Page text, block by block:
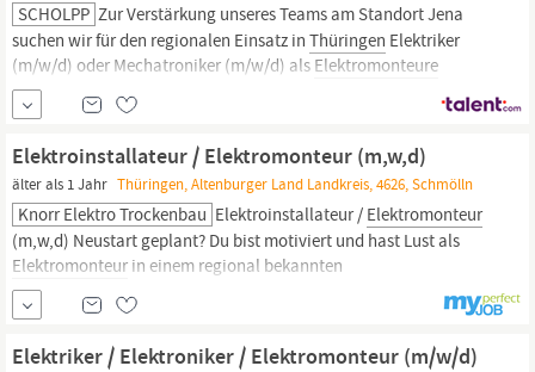
SCHOLPP Zur Verstärkung unseres Teams am Standort Jena
suchen wir für den regionalen Einsatz in Thüringen Elektriker
(m/w/d) oder Mechatroniker (m/w/d) als Elektromonteure
(m/w/d) für regionale Maschinenmontagen. Ihre
Herausforderung: Wir bewegen die Industrie. Schnelle
Erreichbarkeit und hohe Flexibilität sind unsere Stärken in der
Elektroinstallateur / Elektromonteur (m,w,d)
älter als 1 Jahr Thüringen, Altenburger Land Landkreis, 4626, Schmölln
Knorr Elektro Trockenbau Elektroinstallateur / Elektromonteur
(m,w,d) Neustart geplant? Du bist motiviert und hast Lust als
Elektromonteur in einem regional bekannten
Handwerksunternehmen mit einem breiten Leistungsspektrum zu
arbeiten? Dann bist du in unserem Team genau richtig. Wir bieten
dir ein spannendes und abwechslungsreiches Tätigkeitsfeld.
Elektriker / Elektroniker / Elektromonteur (m/w/d)